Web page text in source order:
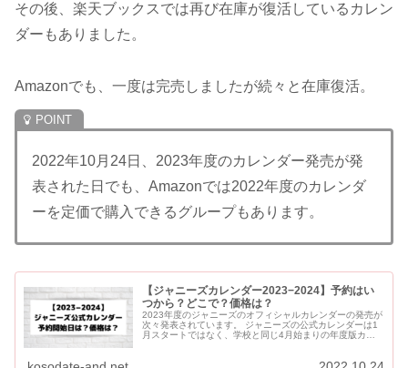
その後、楽天ブックスでは再び在庫が復活しているカレン
ダーもありました。
Amazonでも、一度は完売しましたが続々と在庫復活。
2022年10月24日、2023年度のカレンダー発売が発
表された日でも、Amazonでは2022年度のカレンダ
ーを定価で購入できるグループもあります。
【ジャニーズカレンダー2023−2024】予約はい
つから？どこで？価格は？
2023年度のジャニーズのオフィシャルカレンダーの発売が
次々発表されています。 ジャニーズの公式カレンダーは1
月スタートではなく、学校と同じ4月始まりの年度版カレ